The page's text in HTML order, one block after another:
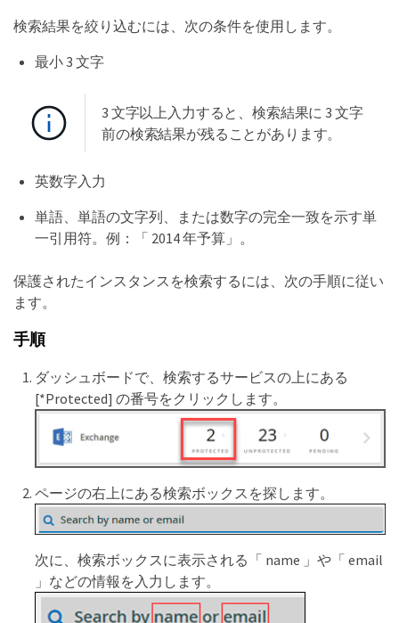
検索結果を絞り込むには、次の条件を使用します。
最小 3 文字
3 文字以上入力すると、検索結果に 3 文字
前の検索結果が残ることがあります。
英数字入力
単語、単語の文字列、または数字の完全一致を示す単
一引用符。例：「 2014 年予算」。
保護されたインスタンスを検索するには、次の手順に従い
ます。
手順
ダッシュボードで、検索するサービスの上にある
[*Protected] の番号をクリックします。
ページの右上にある検索ボックスを探します。
次に、検索ボックスに表示される「 name 」や「 email
」などの情報を入力します。